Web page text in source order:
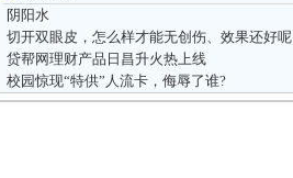
阴阳水
切开双眼皮，怎么样才能无创伤、效果还好呢
贷帮网理财产品日昌升火热上线
校园惊现“特供”人流卡，侮辱了谁?